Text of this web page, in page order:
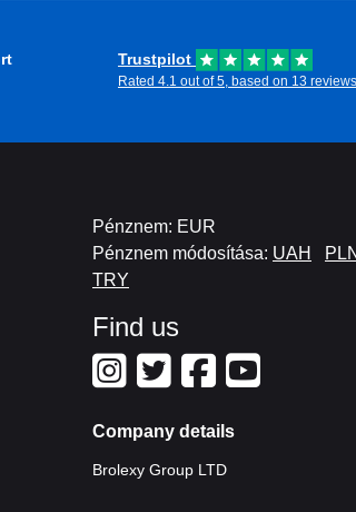
Trustpilot
Rated 4.1 out of 5, based on 13 reviews
Pénznem: EUR
Pénznem módosítása: UAH
PLN
TRY
Find us
Company details
Brolexy Group LTD